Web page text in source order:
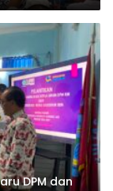
DPM dan